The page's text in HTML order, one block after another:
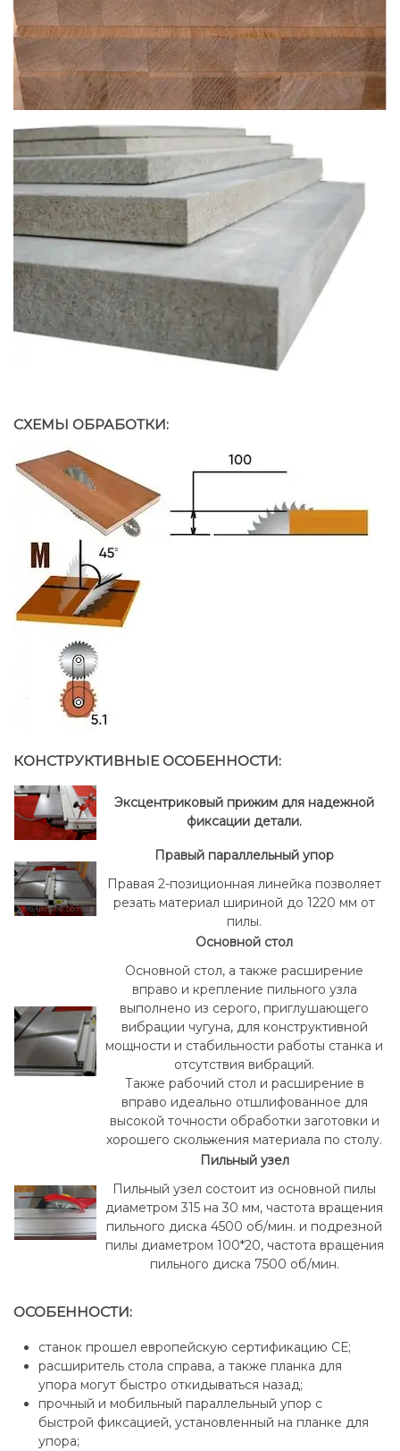
СХЕМЫ ОБРАБОТКИ:
КОНСТРУКТИВНЫЕ ОСОБЕННОСТИ:
Эксцентриковый прижим для надежной
фиксации детали.
Правый параллельный упор
Правая 2-позиционная линейка позволяет
резать материал шириной до 1220 мм от
пилы.
Основной стол
Основной стол, а также расширение
вправо и крепление пильного узла
выполнено из серого, приглушающего
вибрации чугуна, для конструктивной
мощности и стабильности работы станка и
отсутствия вибраций.
Также рабочий стол и расширение в
вправо идеально отшлифованное для
высокой точности обработки заготовки и
хорошего скольжения материала по столу.
Пильный узел
Пильный узел состоит из основной пилы
диаметром 315 на 30 мм, частота вращения
пильного диска 4500 об/мин. и подрезной
пилы диаметром 100*20, частота вращения
пильного диска 7500 об/мин.
ОСОБЕННОСТИ:
станок прошел европейскую сертификацию СЕ;
расширитель стола справа, а также планка для
упора могут быстро откидываться назад;
прочный и мобильный параллельный упор с
быстрой фиксацией, установленный на планке для
упора;